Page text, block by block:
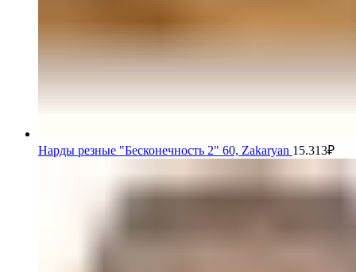
Нарды резные "Бесконечность 2" 60, Zakaryan 15.313₽